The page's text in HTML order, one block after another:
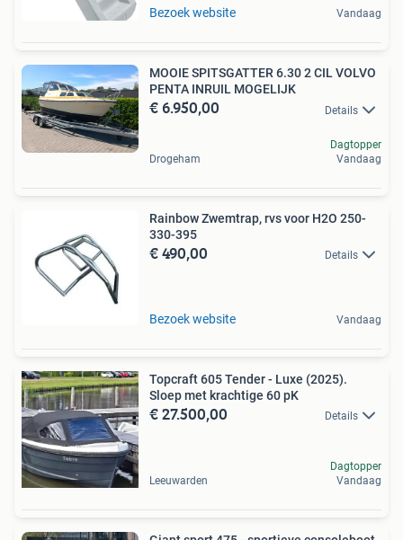
Bezoek website Vandaag
MOOIE SPITSGATTER 6.30 2 CIL VOLVO
PENTA INRUIL MOGELIJK
€ 6.950,00 Details
Drogeham
Dagtopper
Vandaag
Rainbow Zwemtrap, rvs voor H2O 250-
330-395
€ 490,00 Details
Bezoek website Vandaag
Topcraft 605 Tender - Luxe (2025).
Sloep met krachtige 60 pK
€ 27.500,00 Details
Leeuwarden
Dagtopper
Vandaag